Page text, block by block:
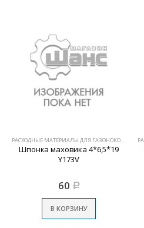
РАСХОДНЫЕ МАТЕРИАЛЫ ДЛЯ ГАЗОНОКОСИЛОК
Шпонка маховика 4*6,5*19
Y173V
60 Р
В КОРЗИНУ